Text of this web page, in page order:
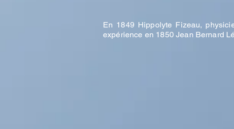
En 1849 Hippolyte Fizeau,
expérience en 1850 Jean Bernard